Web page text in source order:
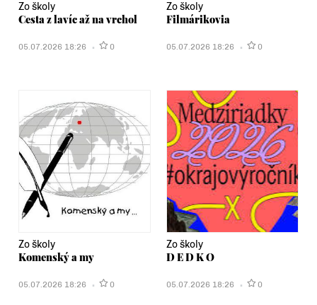
Zo školy
Cesta z lavíc až na vrchol
05.07.2026 18:26 0
Zo školy
Filmárikovia
05.07.2026 18:26 0
Zo školy
Komenský a my
05.07.2026 18:26 0
Zo školy
D E D K O
05.07.2026 18:26 0